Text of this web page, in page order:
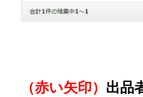
（赤い矢印） 出品